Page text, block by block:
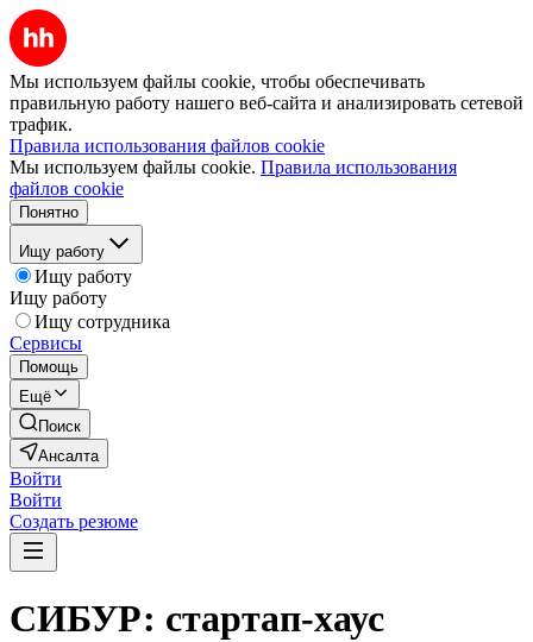
Мы используем файлы cookie, чтобы обеспечивать
правильную работу нашего веб-сайта и анализировать сетевой
трафик.
Правила использования файлов cookie
Мы используем файлы cookie. Правила использования
файлов cookie
Понятно
Ищу работу
Ищу работу
Ищу работу
Ищу сотрудника
Сервисы
Помощь
Ещё
Поиск
Ансалта
Войти
Войти
Создать резюме
СИБУР: стартап-хаус